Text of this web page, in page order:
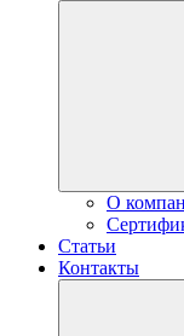
О
Статьи
Контакты